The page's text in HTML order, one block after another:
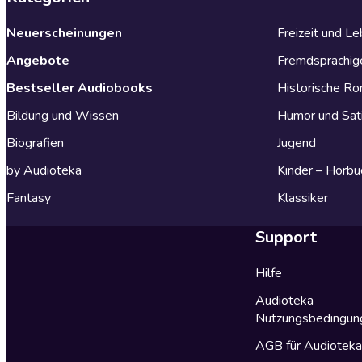
Neuerscheinungen
Angebote
Bestseller Audiobooks
Bildung und Wissen
Biografien
by Audioteka
Fantasy
Freizeit und
Historische
Humor und
Jugend
Kinder –
Klassiker
Support
Hilfe
Audioteka
AGB für